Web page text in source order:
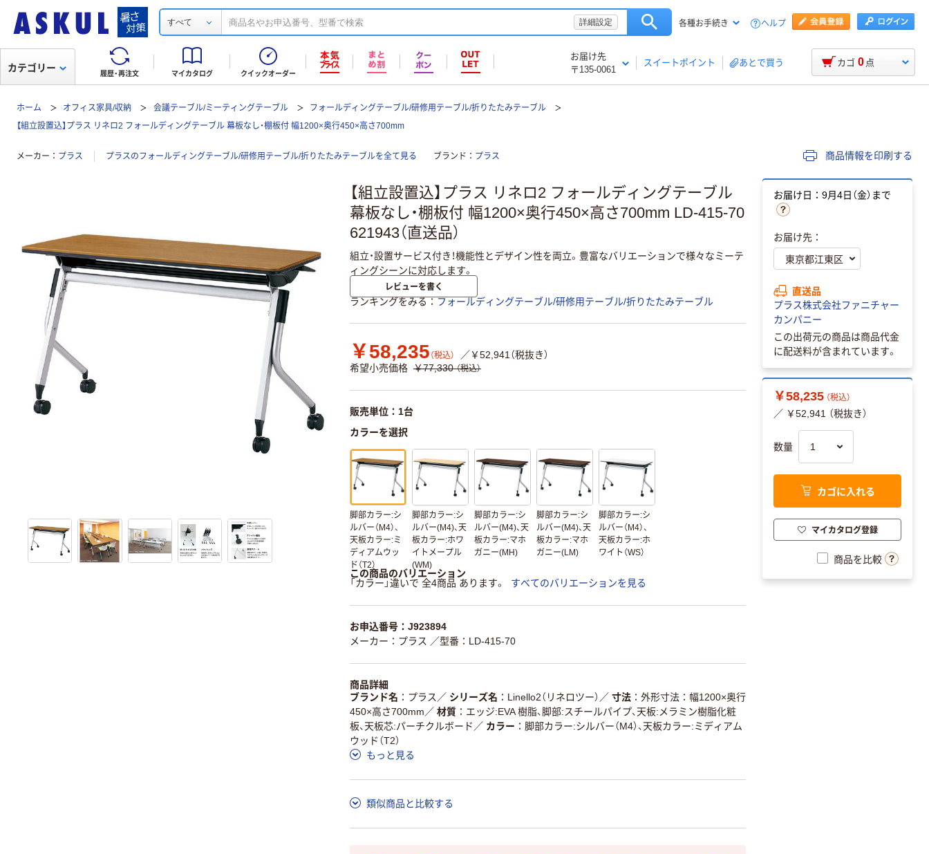
すべて 詳細設定 各種お手続き ヘルプ
履歴・再注文 マイカタログ クイックオーダー
お届け先
〒135-0061
スイートポイント あとで買う
カテゴリー カゴ 0 点
ホーム オフィス家具/収納 会議テーブル/ミーティングテーブル
フォールディングテーブル/研修用テーブル/折りたたみテーブル
【組立設置込】プラス リネロ2 フォールディングテーブル 幕板なし・棚板付 幅1200×奥行450×高さ700mm
メーカー プラス プラスのフォールディングテーブル/研修用テーブル/折りたたみテーブルを全て見る ブランド プラス 商品情報を印刷する
【組立設置込】プラス リネロ2 フォールディングテーブル
幕板なし・棚板付 幅1200×奥行450×高さ700mm LD-415-70
621943（直送品）
組立・設置サービス付き！機能性とデザイン性を両立。豊富なバリエーションで様々なミーテ
ィングシーンに対応します。
レビューを書く
ランキングをみる フォールディングテーブル/研修用テーブル/折りたたみテーブル
￥58,235 （税込）
／￥52,941（税抜き）
希望小売価格 ￥77,330 （税込）
販売単位：1台
カラーを選択
脚部カラー:シ
ルバー（M4）、
天板カラー:ミ
ディアムウッ
ド（T2）
脚部カラー:シ
ルバー(M4)、天
板カラー:ホワ
イトメープル
(WM)
脚部カラー:シ
ルバー(M4)、天
板カラー:マホ
ガニー(MH)
脚部カラー:シ
ルバー(M4)、天
板カラー:マホ
ガニー(LM)
脚部カラー:シ
ルバー（M4）、
天板カラー:ホ
ワイト（WS）
この商品のバリエーション
「カラー」違いで 全4商品 あります。
すべてのバリエーションを見る
お申込番号：J923894
メーカー：プラス ／型番：LD-415-70
商品詳細
ブランド名
プラス ／ シリーズ名 Linello2（リネロツー） ／ 寸法
外形寸法：幅1200×奥行
450×高さ700mm ／ 材質
エッジ:EVA 樹脂、脚部:スチールパイプ、天板:メラミン樹脂化粧
板、天板芯:パーチクルボード ／ カラー
脚部カラー:シルバー（M4）、天板カラー:ミディアム
ウッド（T2）
もっと見る
類似商品と比較する
お届け日：9月4日（金）まで
お届け先：
直送品
プラス株式会社ファニチャー
カンパニー
この出荷元の商品は商品代金
に配送料が含まれています。
￥58,235 （税込）
／ ￥52,941 （税抜き）
数量
カゴに入れる
マイカタログ登録
商品を比較